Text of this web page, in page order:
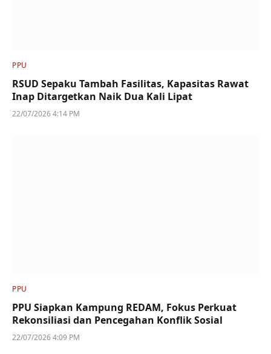
PPU
RSUD Sepaku Tambah Fasilitas, Kapasitas Rawat
Inap Ditargetkan Naik Dua Kali Lipat
22/07/2026 4:14 PM
PPU
PPU Siapkan Kampung REDAM, Fokus Perkuat
Rekonsiliasi dan Pencegahan Konflik Sosial
22/07/2026 4:09 PM